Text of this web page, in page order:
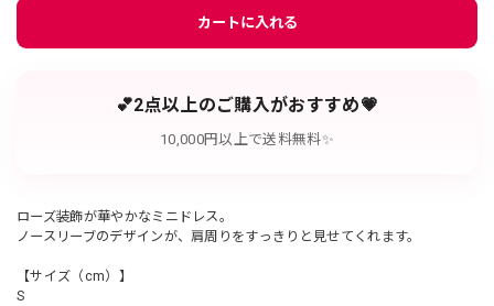
カートに入れる
💕2点以上のご購入がおすすめ💗
10,000円以上で送料無料✨
ローズ装飾が華やかなミニドレス。
ノースリーブのデザインが、肩周りをすっきりと見せてくれます。
【サイズ（cm）】
S